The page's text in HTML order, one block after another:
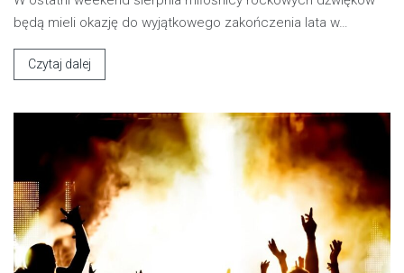
będą mieli okazję do wyjątkowego zakończenia lata w…
Czytaj dalej